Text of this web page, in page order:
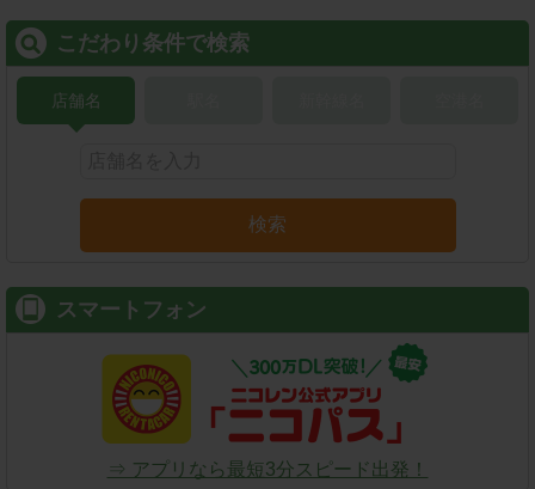
こだわり条件で検索
店舗名
検索
スマートフォン
⇒ アプリなら最短3分スピード出発！